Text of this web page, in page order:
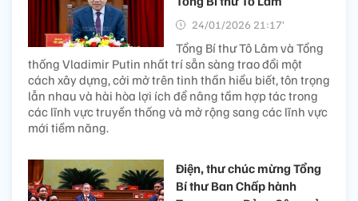
24/01/2026 21:17’
Tổng Bí thư Tô Lâm và Tổng
thống Vladimir Putin nhất trí sẵn sàng trao đổi một
cách xây dựng, cởi mở trên tinh thần hiểu biết, tôn trọng
lẫn nhau và hài hòa lợi ích để nâng tầm hợp tác trong
các lĩnh vực truyền thống và mở rộng sang các lĩnh vực
mới tiềm năng.
Điện, thư chúc mừng Tổng
Bí thư Ban Chấp hành